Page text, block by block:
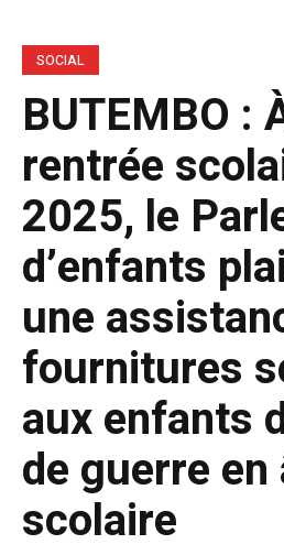
SOCIAL
BUTEMBO :
rentrée
2025, le
d’enfants
une
fournitures
aux enfants
de guerre en
scolaire